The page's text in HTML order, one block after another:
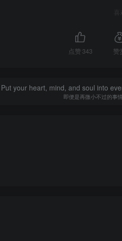
点赞 343 赞
Put your heart, mind, and soul into
即便是再微小不过的事